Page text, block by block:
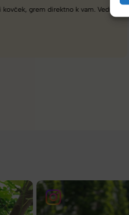
za torbe in kovčke, z veliko izbire,
in dobrimi popusti/akcijami.